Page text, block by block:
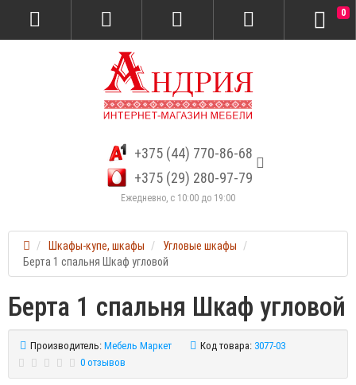
+375 (44) 770-86-68
+375 (29) 280-97-79
Ежедневно, с 10:00 до 19:00
0
Шкафы-купе, шкафы
Угловые шкафы
Берта 1 спальня Шкаф угловой
Берта 1 спальня Шкаф угловой
Производитель: Мебель Маркет Код товара: 3077-03
0 отзывов